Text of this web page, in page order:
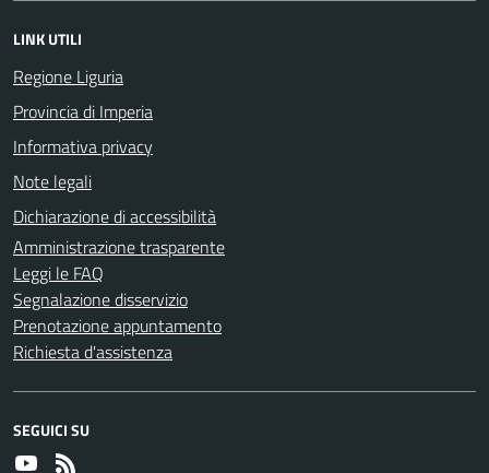
LINK UTILI
Regione Liguria
Provincia di Imperia
Informativa privacy
Note legali
Dichiarazione di accessibilità
Amministrazione trasparente
Leggi le FAQ
Segnalazione disservizio
Prenotazione appuntamento
Richiesta d'assistenza
SEGUICI SU